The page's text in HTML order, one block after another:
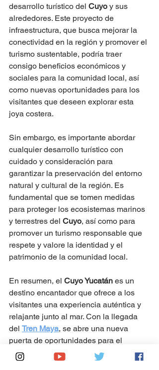
desarrollo turístico del Cuyo y sus
alrededores. Este proyecto de
infraestructura, que busca mejorar la
conectividad en la región y promover el
turismo sustentable, podría traer
consigo beneficios económicos y
sociales para la comunidad local, así
como nuevas oportunidades para los
visitantes que deseen explorar esta
joya costera.
Sin embargo, es importante abordar
cualquier desarrollo turístico con
cuidado y consideración para
garantizar la preservación del entorno
natural y cultural de la región. Es
fundamental que se tomen medidas
para proteger los ecosistemas marinos
y terrestres del Cuyo, así como para
promover un turismo responsable que
respete y valore la identidad y el
patrimonio de la comunidad local.
En resumen, el Cuyo Yucatán es un
destino encantador que ofrece a los
visitantes una experiencia auténtica y
relajante junto al mar. Con la llegada
del Tren Maya, se abre una nueva
puerta de oportunidades para el
desarrollo turístico de esta joya costera,